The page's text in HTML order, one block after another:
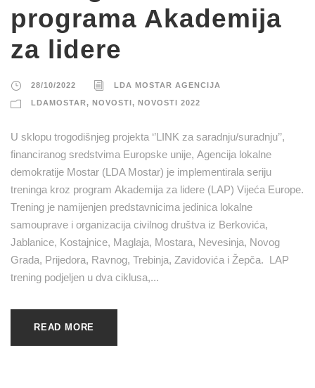
programa Akademija
za lidere
28/10/2022 LDA MOSTAR AGENCIJA
LDAMOSTAR, NOVOSTI, NOVOSTI 2022
U sklopu trogodišnjeg projekta ‘’LINK za saradnju/suradnju’’,
financiranog sredstvima Europske unije, Agencija lokalne
demokratije Mostar (LDA Mostar) je implementirala seriju
treninga kroz program Akademija za lidere (LAP) Vijeća Europe.
Trening je namijenjen predstavnicima jedinica lokalne
samouprave i organizacija civilnog društva iz Berkovića,
Jablanice, Kostajnice, Maglaja, Mostara, Nevesinja, Novog
Grada, Prijedora, Ravnog, Trebinja, Zavidovića i Žepča. LAP
trening podjeljen u dva ciklusa,...
READ MORE